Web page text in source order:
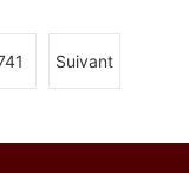
Suivant